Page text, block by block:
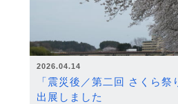
2026.04.14
「震災後／第二回 さくら祭
出展しました